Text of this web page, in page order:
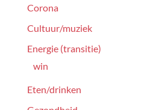
Corona
Cultuur/muziek
Energie (transitie)
win
Eten/drinken